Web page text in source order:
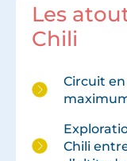
Les
Chili
Circuit
Chili